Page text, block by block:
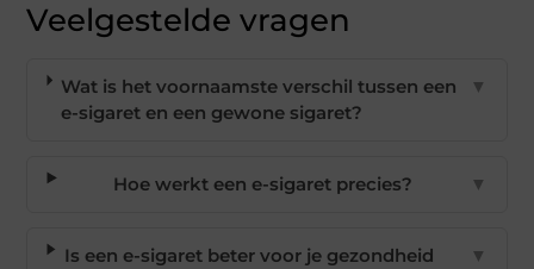
Veelgestelde vragen
Wat is het voornaamste verschil tussen een
e-sigaret en een gewone sigaret?
▼
Hoe werkt een e-sigaret precies? ▼
Is een e-sigaret beter voor je gezondheid
▼